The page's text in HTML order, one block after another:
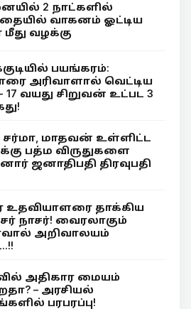
2 நாட்களில்
வாகனம் ஓட்டிய
மீது வழக்கு
பயங்கரம்:
அரிவாளால் வெட்டிய
17 வயது சிறுவன் உட்பட 3
சர்மா, மாதவன் உள்ளிட்ட
பத்ம விருதுகளை
ஜனாதிபதி திரவுபதி
உதவியாளரை தாக்கிய
நாசர்! வைரலாகும்
அறிவாலயம்
அதிகார மையம்
– அரசியல்
பரபரப்பு!